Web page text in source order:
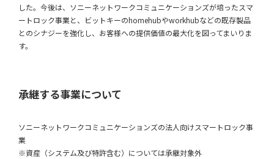
した。今後は、ソニーネットワークコミュニケーションズが培ったスマ
ートロック事業と、ビットキーのhomehubやworkhubなどの既存製品
とのシナジーを強化し、お客様への提供価値の最大化を図ってまいりま
す。
承継する事業について
ソニーネットワークコミュニケーションズの法人向けスマートロック事
業
※資産（システム及び特許含む）については承継対象外